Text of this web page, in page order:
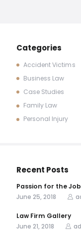
Categories
Accident Victims
Business Law
Case Studies
Family Law
Personal Injury
Recent Posts
Passion for the Job
June 25, 2018
Law Firm Gallery
June 21, 2018